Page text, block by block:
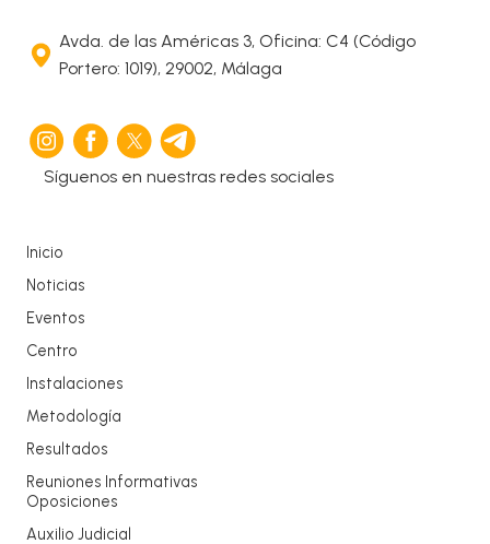
Avda. de las Américas 3, Oficina: C4 (Código
Portero: 1019), 29002, Málaga
Síguenos en nuestras redes sociales
Inicio
Noticias
Eventos
Centro
Instalaciones
Metodología
Resultados
Reuniones Informativas
Oposiciones
Auxilio Judicial